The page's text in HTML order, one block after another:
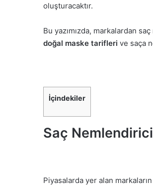
oluşturacaktır.
Bu yazımızda, markalardan
doğal maske tarifleri ve saça
İçindekiler
Saç
Piyasalarda yer alan